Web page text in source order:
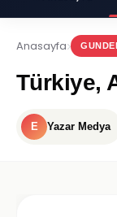
Anasayfa
Türkiye,
E Yazar Medya